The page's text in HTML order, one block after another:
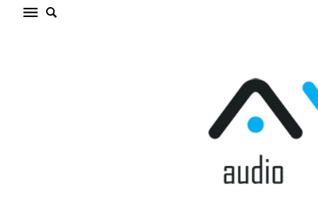
INDIANA LINE NOTA 260 XL LIGHT WALNUT
Plaukta akustiskā sistēma (cena par gab.)
Plaukta akustiskā
INDIANA LINE NOTA 260 XL LIGHT WALNUT